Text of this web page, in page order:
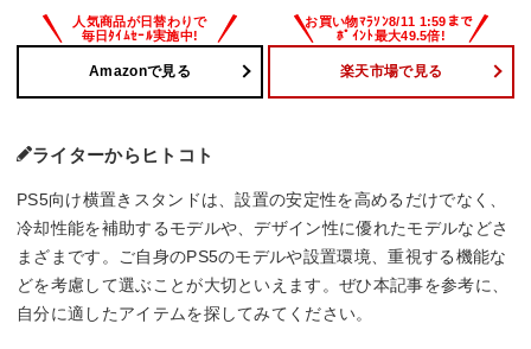
Amazonで見る 楽天市場で見る
ライターからヒトコト
PS5向け横置きスタンドは、設置の安定性を高めるだけでなく、
冷却性能を補助するモデルや、デザイン性に優れたモデルなどさ
まざまです。ご自身のPS5のモデルや設置環境、重視する機能な
どを考慮して選ぶことが大切といえます。ぜひ本記事を参考に、
自分に適したアイテムを探してみてください。